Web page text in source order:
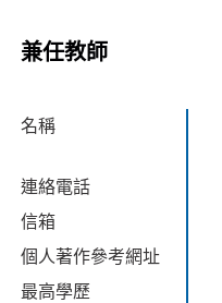
兼任教師
名稱
連絡電話
信箱
個人著作參考網址
最高學歷